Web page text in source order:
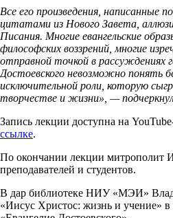
Все его произведения, написанные
цитатами из Нового Завета,
Писания. Многие евангельские
философских воззрений, многие
отправной точкой в рассуждениях
Достоевского невозможно понять
исключительной роли, которую
творчестве и жизни», —
Запись лекции доступна на
ссылке.
По окончании лекции митрополит
преподавателей и студентов.
В дар библиотеке НИУ «МЭИ»
«Иисус Христос: жизнь и учение»